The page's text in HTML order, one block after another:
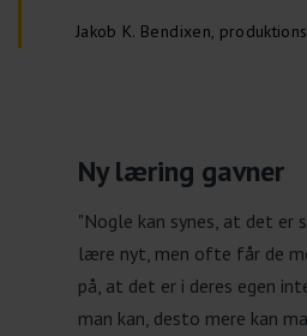
Jakob K. Bendixen,
Ny læring gavner
"Nogle kan synes, at det
lære nyt, men ofte får de
på, at det er i deres egen
man kan, desto mere kan